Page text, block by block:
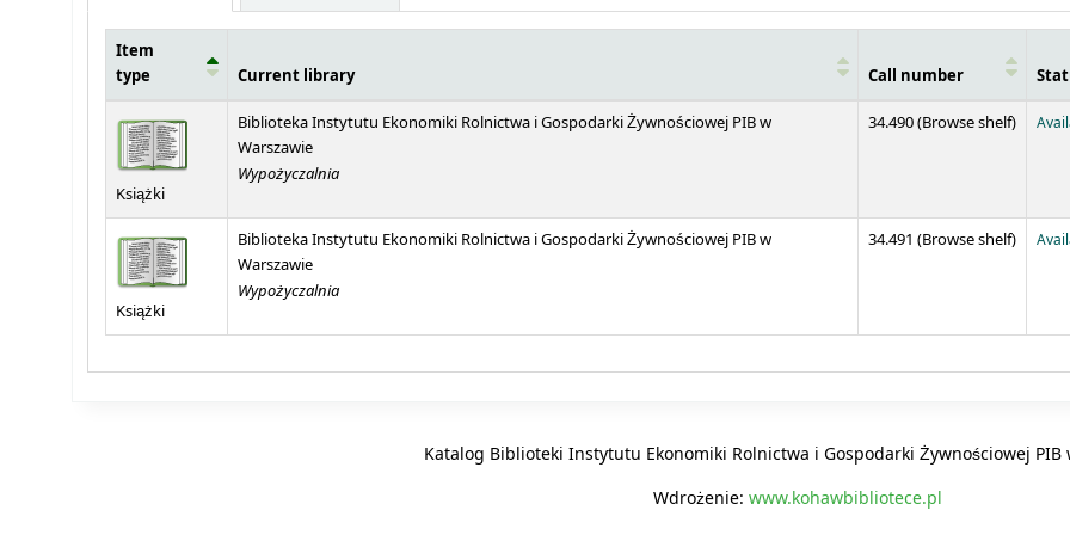
Item
type
Current library Call number
Książki
Biblioteka Instytutu Ekonomiki Rolnictwa i Gospodarki Żywnościowej PIB w
Warszawie
Wypożyczalnia
34.490 (Browse shelf(Opens
)
Książki
Biblioteka Instytutu Ekonomiki Rolnictwa i Gospodarki Żywnościowej PIB w
Warszawie
Wypożyczalnia
34.491 (Browse shelf(Opens
)
Katalog Biblioteki Instytutu Ekonomiki Rolnictwa i Gospodarki Żywnościowej PIB
Wdrożenie: www.kohawbibliotece.pl